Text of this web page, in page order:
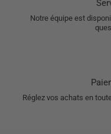
Notre équipe est
Réglez vos achats en